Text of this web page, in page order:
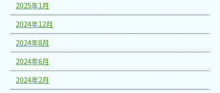
2025年1月
2024年12月
2024年8月
2024年6月
2024年2月